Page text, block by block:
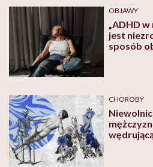
OBJAWY
„ADHD
jest
sposób
CHOROBY